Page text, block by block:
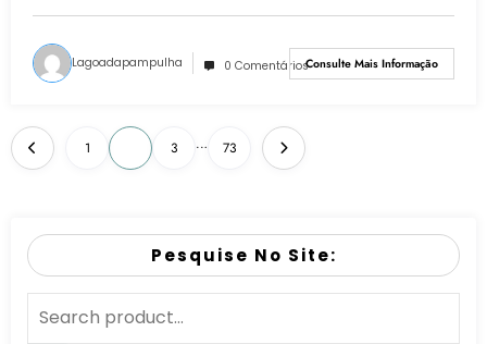
Lagoadapampulha 0 ComentáriosConsulte Mais Informação
1 3 … 73
Pesquise No Site: